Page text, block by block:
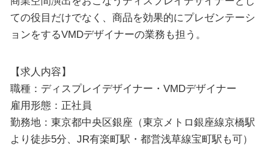
ての役目だけでなく、商品を効果的にプレゼンテーシ
ョンをするVMDデザイナーの業務も担う。
【求人内容】
職種：ディスプレイデザイナー・VMDデザイナー
雇用形態：正社員
勤務地：東京都中央区銀座（東京メトロ銀座線京橋駅
より徒歩5分、JR有楽町駅・都営浅草線宝町駅も可）